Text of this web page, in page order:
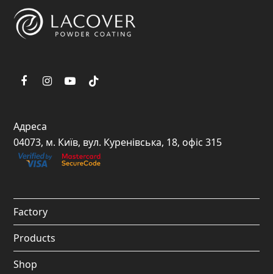
e
b
o
k
I
t
a
r
a
m
t
u
e
T
o
Адреса
04073, м. Київ, вул. Куренівська, 18, офіс 315
Factory
Products
Shop